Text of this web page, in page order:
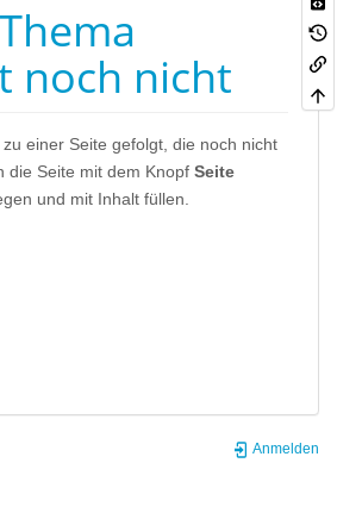
noch nicht
einer Seite gefolgt, die noch nicht
die Seite mit dem Knopf Seite
und mit Inhalt füllen.
Anmelden